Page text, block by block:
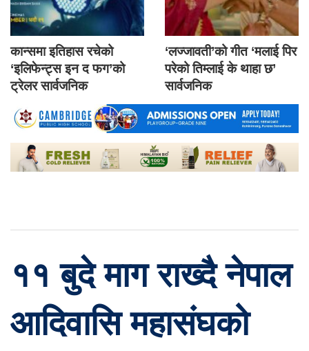
कान्समा इतिहास रचेको
‘इलिफेन्ट्स इन द फग’को
ट्रेलर सार्वजनिक
‘लज्जावती’को गीत ‘मलाई पिर
परेको तिम्लाई के थाहा छ’
सार्वजनिक
११ बुदे माग राख्दै नेपाल
आदिवासि महासंघको